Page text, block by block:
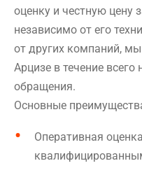
оценку и честную цену
независимо от его
от других компаний,
Арцизе в течение
обращения.
Основные
Оперативная